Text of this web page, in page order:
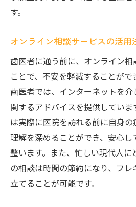
す。
オンライン相談サービスの活用
歯医者に通う前に、オンライン
ことで、不安を軽減することが
歯医者では、インターネットを
関するアドバイスを提供していま
は実際に医院を訪れる前に自身
理解を深めることができ、安心
整います。また、忙しい現代人に
の相談は時間の節約になり、フ
立てることが可能です。